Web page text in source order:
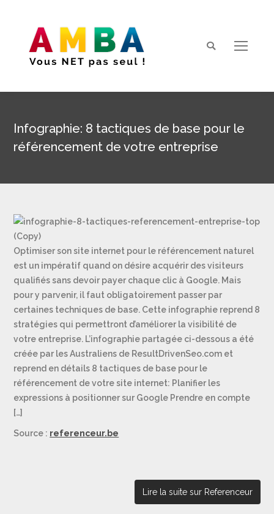
Search:
Infographie: 8 tactiques de base pour le
référencement de votre entreprise
Optimiser son site internet pour le référencement naturel
est un impératif quand on désire acquérir des visiteurs
qualifiés sans devoir payer chaque clic à Google. Mais
pour y parvenir, il faut obligatoirement passer par
certaines techniques de base. Cette infographie reprend 8
stratégies qui permettront d’améliorer la visibilité de
votre entreprise. L’infographie partagée ci-dessous a été
créée par les Australiens de ResultDrivenSeo.com et
reprend en détails 8 tactiques de base pour le
référencement de votre site internet: Planifier les
expressions à positionner sur Google Prendre en compte
[…]
Source : referenceur.be
Lire la suite sur Referenceur